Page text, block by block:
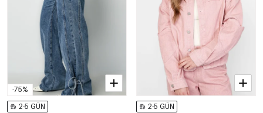
-75%
2-5 GÜN 2-5 GÜN